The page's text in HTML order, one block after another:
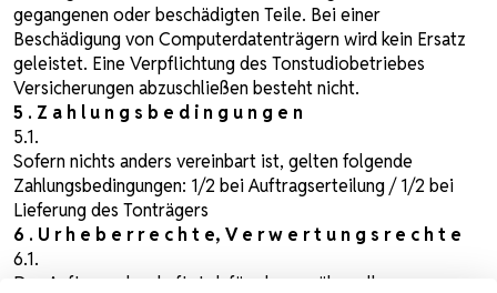
gegangenen oder beschädigten Teile. Bei einer
Beschädigung von Computerdatenträgern wird kein Ersatz
geleistet. Eine Verpflichtung des Tonstudiobetriebes
Versicherungen abzuschließen besteht nicht.
5 . Z a h l u n g s b e d i n g u n g e n
5.1.
Sofern nichts anders vereinbart ist, gelten folgende
Zahlungsbedingungen: 1/2 bei Auftragserteilung / 1/2 bei
Lieferung des Tonträgers
6 . U r h e b e r r e c h t e, V e r w e r t u n g s r e c h t e
6.1.
Der Auftraggeber haftet dafür, dass er über alle